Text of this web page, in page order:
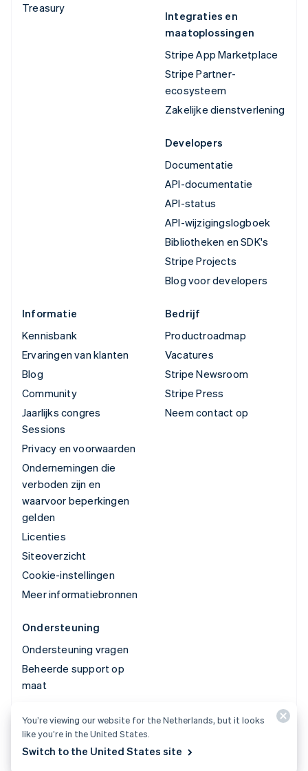
Treasury
Integraties en
maatoplossingen
Stripe App Marketplace
Stripe Partner-
ecosysteem
Zakelijke dienstverlening
Developers
Documentatie
API-documentatie
API-status
API-wijzigingslogboek
Bibliotheken en SDK's
Stripe Projects
Blog voor developers
Informatie
Kennisbank
Ervaringen van klanten
Blog
Community
Jaarlijks congres
Sessions
Privacy en voorwaarden
Ondernemingen die
verboden zijn en
waarvoor beperkingen
gelden
Licenties
Siteoverzicht
Cookie-instellingen
Meer informatiebronnen
Bedrijf
Productroadmap
Vacatures
Stripe Newsroom
Stripe Press
Neem contact op
Ondersteuning
Ondersteuning vragen
Beheerde support op
maat
© 2026 Stripe, LLC
You’re viewing our website for the Netherlands, but it looks
like you’re in the United States.
Switch to the United States site